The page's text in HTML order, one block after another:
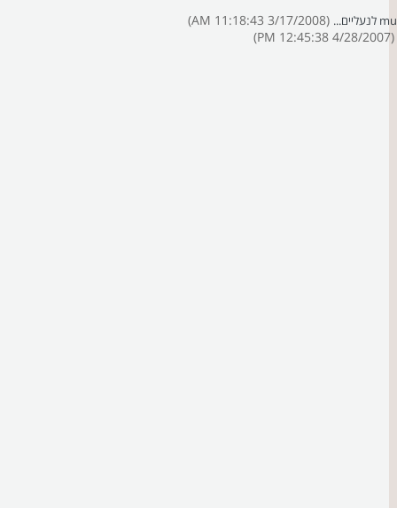
(3/17/2008 11:18:43 AM)
(4/28/2007 12:45:38 PM)